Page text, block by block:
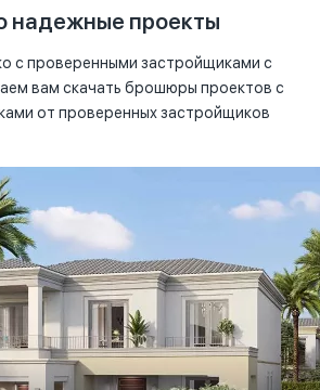
надежные проекты
с проверенными застройщиками c
вам скачать брошюры проектов с
от проверенных застройщиков